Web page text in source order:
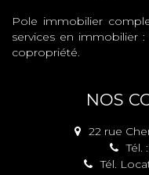
Pole immobilier
services en immobilier
copropriété.
NOS
22 rue
Tél.
Tél.